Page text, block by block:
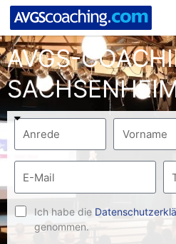
AVGS-
Ich habe die
genommen.